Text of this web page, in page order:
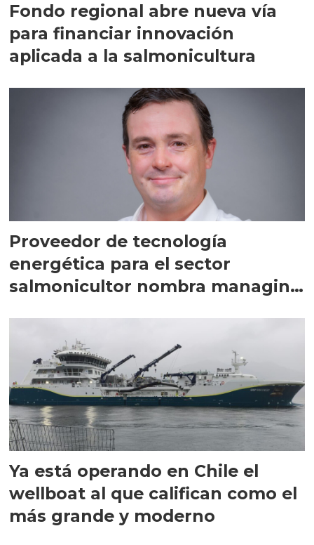
Fondo regional abre nueva vía
para financiar innovación
aplicada a la salmonicultura
Proveedor de tecnología
energética para el sector
salmonicultor nombra managing
Ya está operando en Chile el
wellboat al que califican como el
más grande y moderno